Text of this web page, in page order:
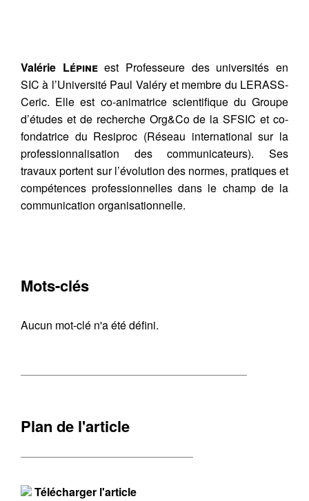
Valérie Lépine est Professeure des universités en
SIC à l’Université Paul Valéry et membre du LERASS-
Ceric. Elle est co-animatrice scientifique du Groupe
d’études et de recherche Org&Co de la SFSIC et co-
fondatrice du Resiproc (Réseau international sur la
professionnalisation des communicateurs). Ses
travaux portent sur l’évolution des normes, pratiques et
compétences professionnelles dans le champ de la
communication organisationnelle.
Mots-clés
Aucun mot-clé n'a été défini.
Plan de l'article
Télécharger l'article